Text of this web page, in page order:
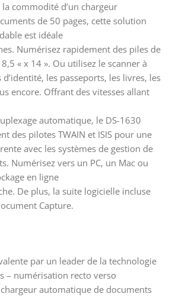
commodité d’un chargeur
de 50 pages, cette solution
est idéale
Numérisez rapidement des piles de
« x 14 ». Ou utilisez le scanner à
les passeports, les livres, les
encore. Offrant des vitesses allant
automatique, le DS-1630
des pilotes TWAIN et ISIS pour une
avec les systèmes de gestion de
Numérisez vers un PC, un Mac ou
en ligne
De plus, la suite logicielle incluse
Capture.
par un leader de la technologie
– numérisation recto verso
automatique de documents